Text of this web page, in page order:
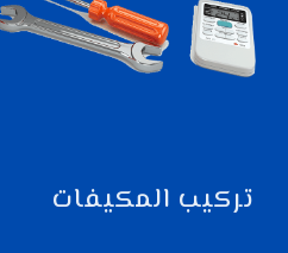
تركيب المكيفات